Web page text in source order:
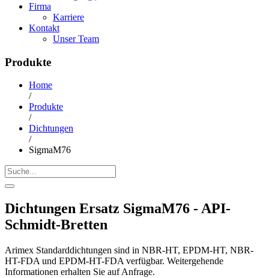
Firma
Karriere
Kontakt
Unser Team
Produkte
Home
/
Produkte
/
Dichtungen
/
SigmaM76
Dichtungen Ersatz SigmaM76 - API-
Schmidt-Bretten
Arimex Standarddichtungen sind in NBR-HT, EPDM-HT, NBR-
HT-FDA und EPDM-HT-FDA verfügbar. Weitergehende
Informationen erhalten Sie auf Anfrage.